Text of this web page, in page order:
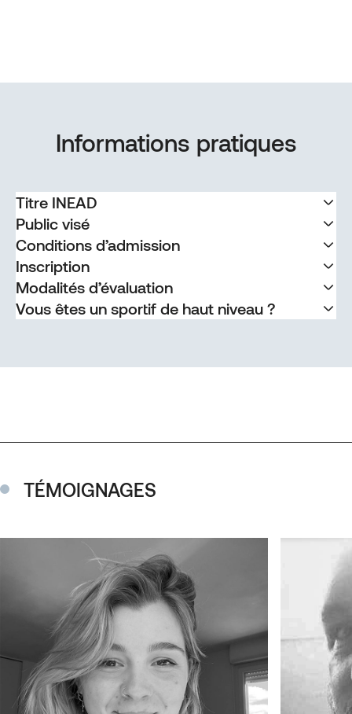
Informations pratiques
Titre INEAD
Public visé
Conditions d’admission
Inscription
Modalités d’évaluation
Vous êtes un sportif de haut niveau ?
TÉMOIGNAGES